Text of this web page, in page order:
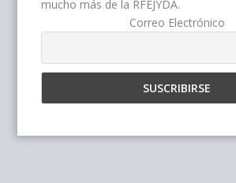
mucho más de la RFEJYDA.
Correo Electrónico